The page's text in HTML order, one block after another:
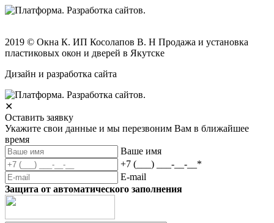
2019 © Окна К. ИП Косолапов В. Н Продажа и установка
пластиковых окон и дверей в Якутске
Дизайн и разработка сайта
✕
Оставить заявку
Укажите свои данные и мы перезвоним Вам в ближайшее
время
Ваше имя
+7 (___) ___-__-__ *
E-mail
Защита от автоматического заполнения